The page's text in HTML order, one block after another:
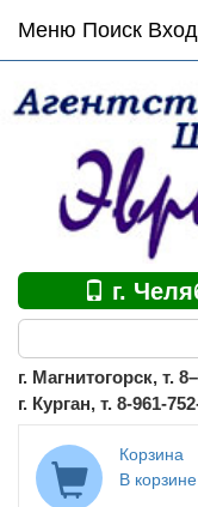
Основное
меню
по
Меню Поиск Вход
г.
г. Магнитогорск, т.
г. Курган, т. 8-961-
Корзина
В